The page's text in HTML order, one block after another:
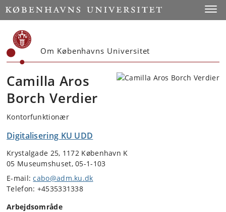
Start
Om Københavns Universitet
Camilla Aros
Borch Verdier
Kontorfunktionær
Digitalisering KU UDD
Krystalgade 25, 1172 København K
05 Museumshuset, 05-1-103
E-mail:cabo@adm.ku.dk
Telefon: +4535331338
Arbejdsområde